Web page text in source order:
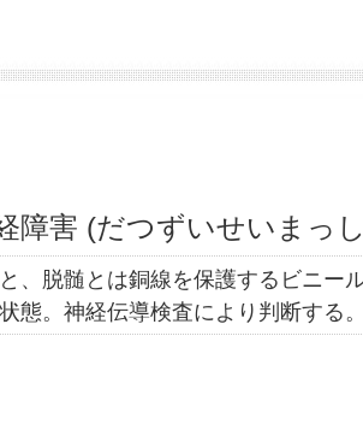
障害 (だつずいせいまっ
、脱髄とは銅線を保護するビニー
態。神経伝導検査により判断する。